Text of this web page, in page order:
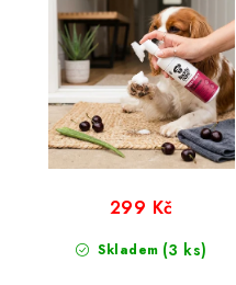
Skladem (3 ks)
299 Kč